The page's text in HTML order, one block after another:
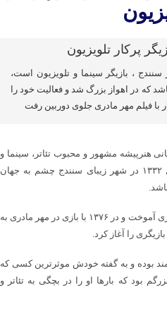
بوبانی متولد ۲۶ اردیبهشت ۱۳۳۲ در سنندج ، بازیگر سینما و تلویزیون است،
که در اهواز بزرگ شد و فعالیت خود را
هنرپیشه مشهور و محبوب تئاتر، سینما و
تلویزیون ایرانی متولد ۱۴ دی ماه سال ۱۳۳۲ در شهر زیبای سنندج چشم به جهان
دو سال در کلاس های آزاد بازیگری بازیگری آموخت و در ۱۳۷۶ با بازی در مهر مادری به
را آغاز کرد.
مند بوده و به گفته خودش موثرترین کسی که
بود که بارها او را در بچگی به تئاتر و